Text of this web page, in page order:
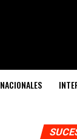
NACIONALES